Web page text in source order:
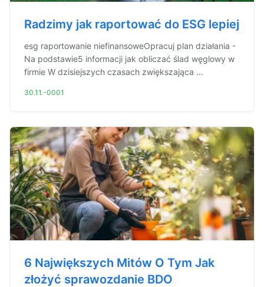
Radzimy jak raportować do ESG lepiej
esg raportowanie niefinansoweOpracuj plan działania -
Na podstawie5 informacji jak obliczać ślad węglowy w
firmie W dzisiejszych czasach zwiększająca ...
30.11.-0001
6 Największych Mitów O Tym Jak
złożyć sprawozdanie BDO